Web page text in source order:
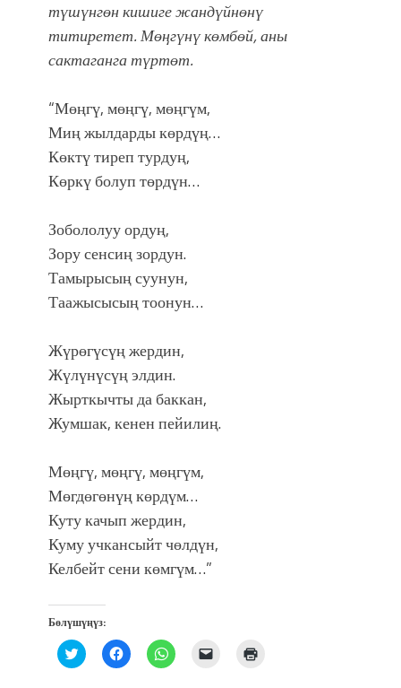
болмок”
түшүнгөн кишиге жандүйнөнү
титиретет. Мөңгүнү көмбөй, аны
сактаганга түртөт.
“Мөңгү, мөңгү, мөңгүм,
Миң жылдарды көрдүң…
Көктү тиреп турдуң,
Көркү болуп төрдүн…
Зобололуу ордуң,
Зору сенсиң зордун.
Тамырысың суунун,
Таажысысың тоонун…
Жүрөгүсүң жердин,
Жүлүнүсүң элдин.
Жырткычты да баккан,
Жумшак, кенен пейилиң.
Мөңгү, мөңгү, мөңгүм,
Мөгдөгөнүң көрдүм…
Куту качып жердин,
Куму учкансыйт чөлдүн,
Келбейт сени көмгүм…”
Бөлүшүңүз:
Нажмите,
чтобы
Нажмите,
чтобы
Нажмите,
чтобы
Послать
ссылку